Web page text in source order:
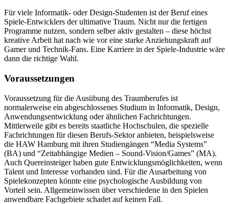
Für viele Informatik- oder Design-Studenten ist der Beruf eines
Spiele-Entwicklers der ultimative Traum. Nicht nur die fertigen
Programme nutzen, sondern selber aktiv gestalten – diese höchst
kreative Arbeit hat nach wie vor eine starke Anziehungskraft auf
Gamer und Technik-Fans. Eine Karriere in der Spiele-Industrie wäre
dann die richtige Wahl.
Voraussetzungen
Voraussetzung für die Ausübung des Traumberufes ist
normalerweise ein abgeschlossenes Studium in Informatik, Design,
Anwendungsentwicklung oder ähnlichen Fachrichtungen.
Mittlerweile gibt es bereits staatliche Hochschulen, die spezielle
Fachrichtungen für diesen Berufs-Sektor anbieten, beispielsweise
die HAW Hamburg mit ihren Studiengängen “Media Systems”
(BA) und “Zeitabhängige Medien – Sound-Vision/Games” (MA).
Auch Quereinsteiger haben gute Entwicklungsmöglichkeiten, wenn
Talent und Interesse vorhanden sind. Für die Ausarbeitung von
Spielekonzepten könnte eine psychologische Ausbildung von
Vorteil sein. Allgemeinwissen über verschiedene in den Spielen
anwendbare Fachgebiete schadet auf keinen Fall.